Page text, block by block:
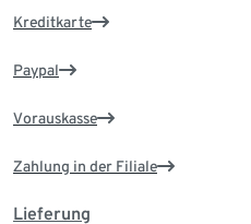
Kreditkarte
Paypal
Vorauskasse
Zahlung in der Filiale
Lieferung